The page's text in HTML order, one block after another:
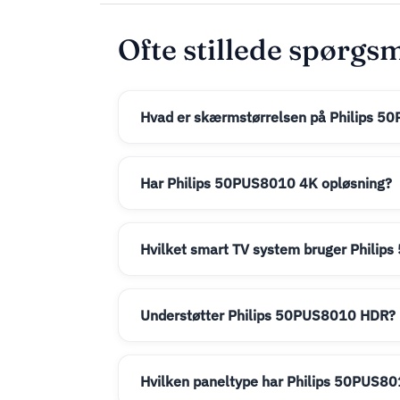
Ofte stillede
Hvad er skærmstørrelsen på Philips
Har Philips 50PUS8010 4K opløsning?
Hvilket smart TV system bruger Philips
Understøtter Philips 50PUS8010 HDR?
Hvilken paneltype har Philips